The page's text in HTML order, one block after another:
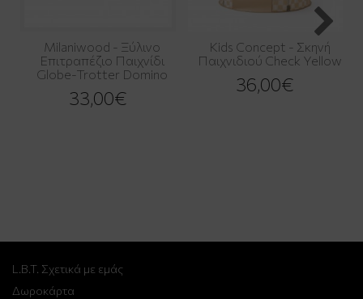
Milaniwood - Ξύλινo
Επιτραπέζιο Παιχνίδι
Globe-Trotter Domino
33,00€
Kids Concept - Σκηνή
Παιχνιδιού Check Yellow
36,00€
L.B.T. Σχετικά με εμάς
Δωροκάρτα